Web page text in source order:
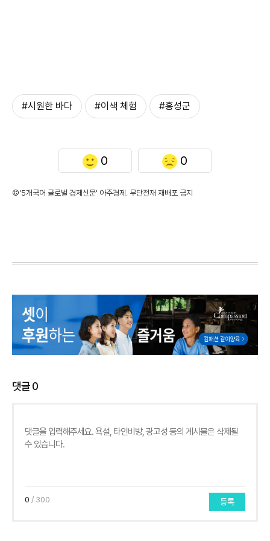
#시원한 바다 #이색 체험 #홍성군
0 0
©'5개국어 글로벌 경제신문' 아주경제. 무단전재·재배포 금지
댓글0
0 / 300 등록